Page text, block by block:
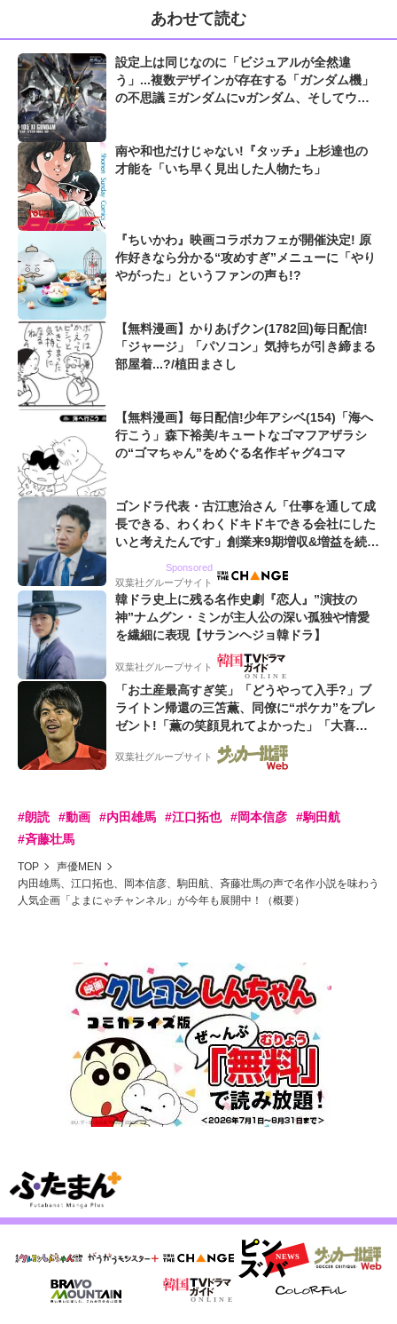
あわせて読む
設定上は同じなのに「ビジュアルが全然違
う」...複数デザインが存在する「ガンダム機」
の不思議 Ξガンダムにνガンダム、そしてウイ
南や和也だけじゃない!『タッチ』上杉達也の
才能を「いち早く見出した人物たち」
『ちいかわ』映画コラボカフェが開催決定! 原
作好きなら分かる“攻めすぎ”メニューに「やり
やがった」というファンの声も!?
【無料漫画】かりあげクン(1782回)毎日配信!
「ジャージ」「パソコン」気持ちが引き締まる
部屋着...?/植田まさし
【無料漫画】毎日配信!少年アシベ(154)「海へ
行こう」森下裕美/キュートなゴマフアザラシ
の“ゴマちゃん”をめぐる名作ギャグ4コマ
ゴンドラ代表・古江恵治さん「仕事を通して成
長できる、わくわくドキドキできる会社にした
いと考えたんです」創業来9期増収&増益を続け
Sponsored
双葉社グループサイト
韓ドラ史上に残る名作史劇『恋人』”演技の
神”ナムグン・ミンが主人公の深い孤独や情愛
を繊細に表現【サランヘジョ韓ドラ】
双葉社グループサイト
「お土産最高すぎ笑」「どうやって入手?」ブ
ライトン帰還の三笘薫、同僚に“ポケカ”をプレ
ゼント!「薫の笑顔見れてよかった」「大喜び
のリュテル可愛すぎ」
双葉社グループサイト
#朗読 #動画 #内田雄馬 #江口拓也 #岡本信彦
#駒田航
#斉藤壮馬
TOP
声優MEN
内田雄馬、江口拓也、岡本信彦、駒田航、斉藤壮馬の声で名作小説を味わう
人気企画「よまにゃチャンネル」が今年も展開中！（概要）